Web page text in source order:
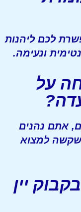
לכם ליהנות
ונעימה.
על
אתם נהנים
שקשה למצוא
יין